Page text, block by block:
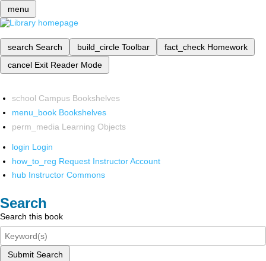
menu
search Search build_circle Toolbar fact_check Homework
cancel Exit Reader Mode
school Campus Bookshelves
menu_book Bookshelves
perm_media Learning Objects
login Login
how_to_reg Request Instructor Account
hub Instructor Commons
Search
Search this book
Submit Search